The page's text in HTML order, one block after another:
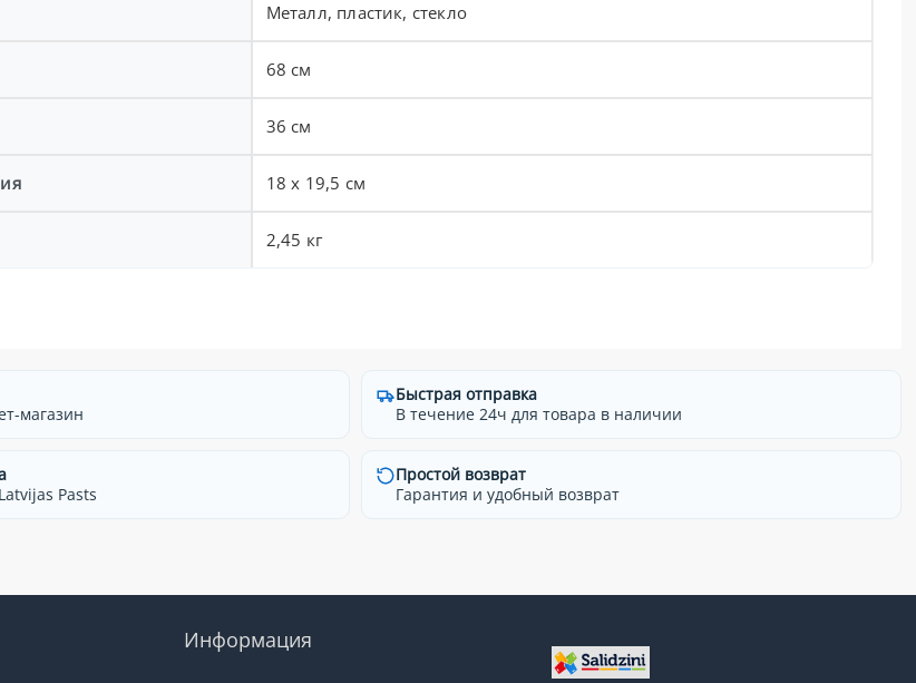
Металл, пластик, стекло
68 см
36 см
18 x 19,5 см
2,45 кг
магазин
Быстрая отправка
В течение 24ч для товара в наличии
Pasts
Простой возврат
Гарантия и удобный возврат
Информация